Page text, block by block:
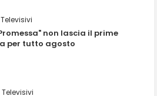
non lascia il prime
per tutto agosto